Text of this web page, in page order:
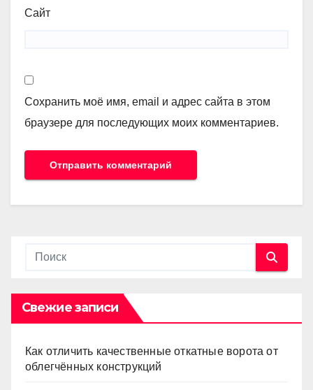
Сайт
Сохранить моё имя, email и адрес сайта в этом
браузере для последующих моих комментариев.
Свежие записи
Как отличить качественные откатные ворота от
облегчённых конструкций